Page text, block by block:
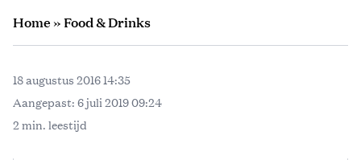
Home»Food & Drinks
18 augustus 2016 14:35
Aangepast: 6 juli 2019 09:24
2 min. leestijd